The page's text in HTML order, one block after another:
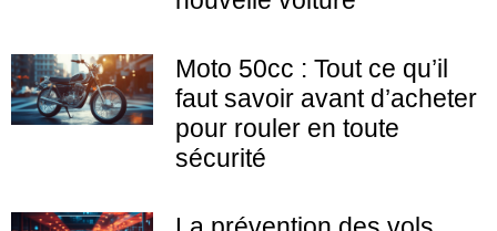
Moto 50cc : Tout ce qu’il
faut savoir avant d’acheter
pour rouler en toute
sécurité